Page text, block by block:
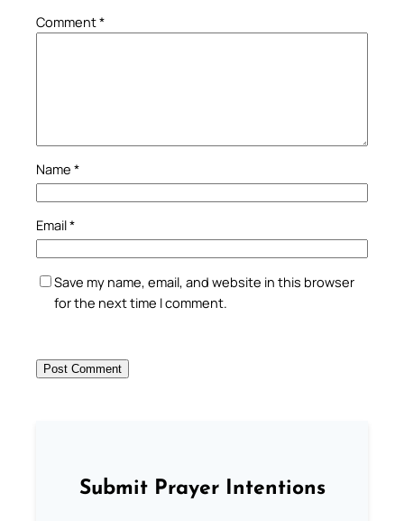
Comment*
Name *
Email*
Save my name, email, and website in this browser
for the next time I comment.
Submit Prayer Intentions